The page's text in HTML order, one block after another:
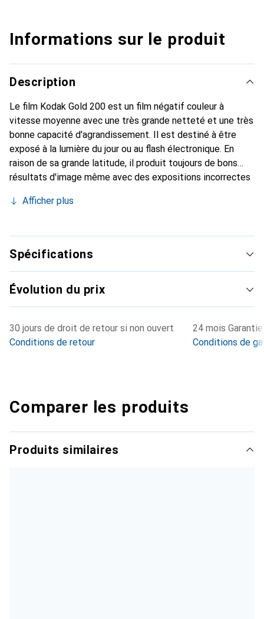
Informations sur le produit
Description
Le film Kodak Gold 200 est un film négatif couleur à
vitesse moyenne avec une très grande netteté et une très
bonne capacité d'agrandissement. Il est destiné à être
exposé à la lumière du jour ou au flash électronique. En
raison de sa grande latitude, il produit toujours de bons
résultats d'image même avec des expositions incorrectes
Afficher plus
Spécifications
Évolution du prix
30 jours de droit de retour si non ouvert
Conditions de retour
24 mois
Conditions de
Comparer les produits
Produits similaires